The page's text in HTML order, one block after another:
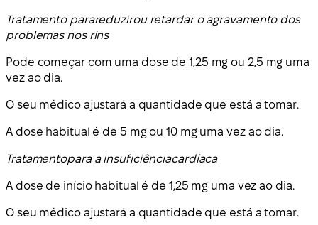
Tratamento parareduzirou retardar o agravamento dos
problemas nos rins
Pode começar com uma dose de 1,25 mg ou 2,5 mg uma
vez ao dia.
O seu médico ajustará a quantidade que está a tomar.
A dose habitual é de 5 mg ou 10 mg uma vez ao dia.
Tratamentopara a insuficiênciacardíaca
A dose de início habitual é de 1,25 mg uma vez ao dia.
O seu médico ajustará a quantidade que está a tomar.